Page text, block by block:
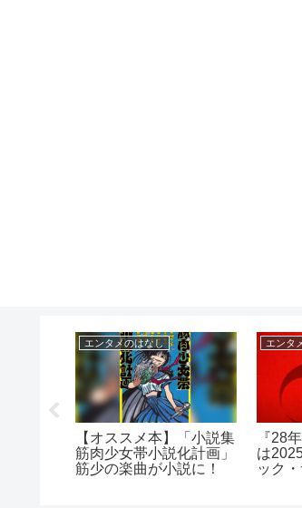
エンタメのはなし
【オススメ本】「小説集
筋肉少女帯小説化計画」
筋少の楽曲が小説に！
エンタ
『28
は
ック